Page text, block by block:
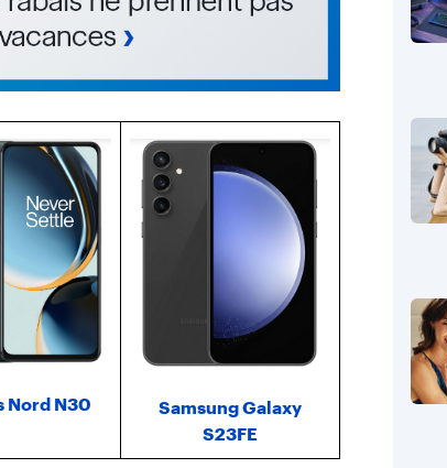
Nord N30
Samsung Galaxy
S23FE